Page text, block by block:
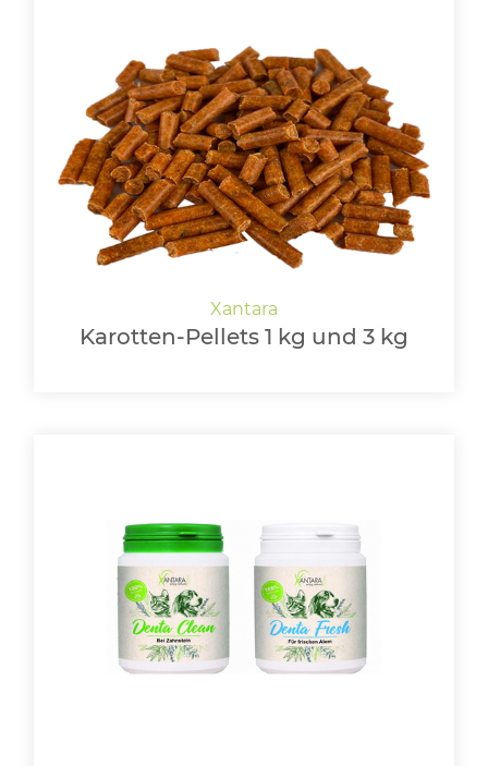
Karotten-Pellets 1 kg und 3 kg